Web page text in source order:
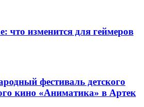
что изменится для геймеров
фестиваль детского
кино «Аниматика» в Артек